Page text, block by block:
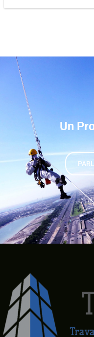
Un